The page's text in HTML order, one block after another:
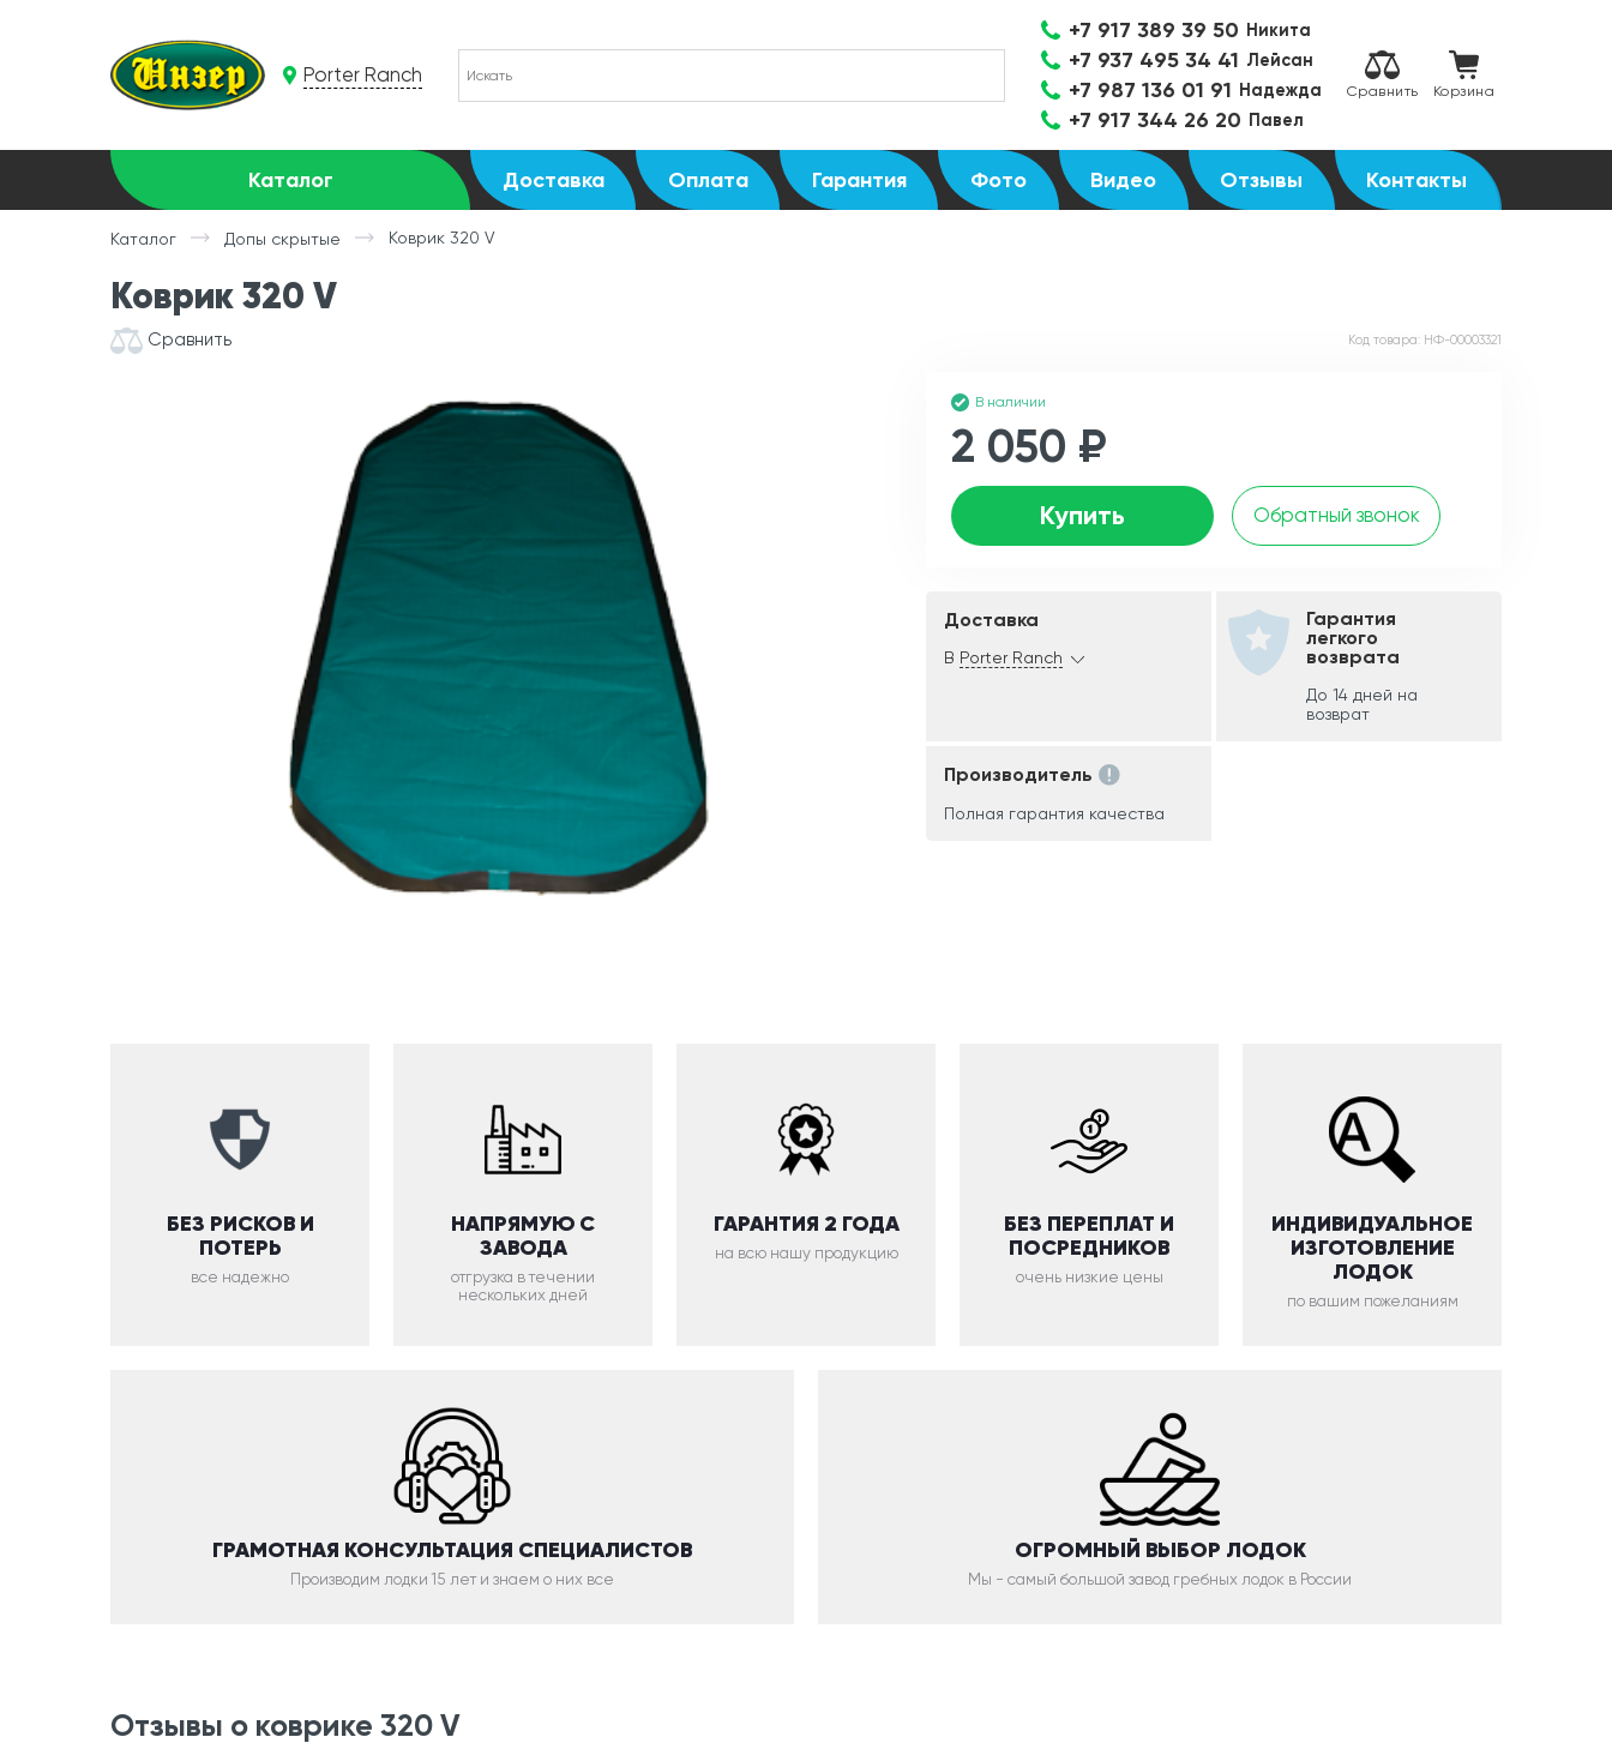
Porter Ranch
+7 917 389 39 50 Никита
+7 937 495 34 41 Лейсан
+7 987 136 01 91 Надежда
+7 917 344 26 20 Павел
Сравнить Корзина
Каталог Доставка Оплата Гарантия Фото Видео Отзывы Контакты
Каталог Допы скрытые Коврик 320 V
Коврик 320 V
Сравнить Код товара: НФ-00003321
В наличии
2 050 ₽
Купить Обратный звонок
Доставка
В Porter Ranch
Гарантия
легкого
возврата
До 14 дней на
возврат
Производитель
Полная гарантия качества
БЕЗ РИСКОВ И
ПОТЕРЬ
все надежно
НАПРЯМУЮ С
ЗАВОДА
отгрузка в течении
нескольких дней
ГАРАНТИЯ 2 ГОДА
на всю нашу продукцию
БЕЗ ПЕРЕПЛАТ И
ПОСРЕДНИКОВ
очень низкие цены
ИНДИВИДУАЛЬНОЕ
ИЗГОТОВЛЕНИЕ
ЛОДОК
по вашим пожеланиям
ГРАМОТНАЯ КОНСУЛЬТАЦИЯ СПЕЦИАЛИСТОВ
Производим лодки 15 лет и знаем о них все
ОГРОМНЫЙ ВЫБОР ЛОДОК
Мы - самый большой завод гребных лодок в России
Отзывы о коврике 320 V